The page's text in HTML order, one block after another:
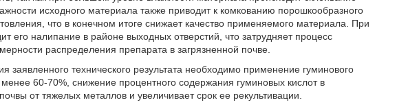
исходного материала также приводит к комкованию порошкообразного
что в конечном итоге снижает качество применяемого материала. При
его налипание в районе выходных отверстий, что затрудняет процесс
распределения препарата в загрязненной почве.
технического результата необходимо применение гуминового
60-70%, снижение процентного содержания гуминовых кислот в
от тяжелых металлов и увеличивает срок ее рекультивации.